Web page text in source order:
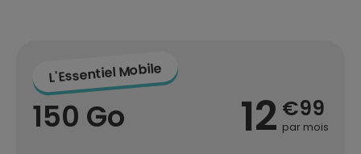
L'Essentiel Mobile
150 Go 12 €99
par mois